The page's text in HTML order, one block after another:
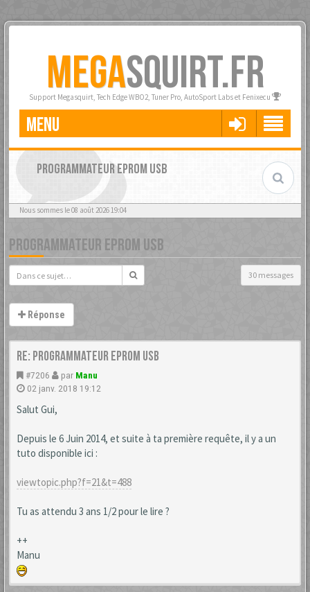
MEGASQUIRT.FR
Support Megasquirt, Tech Edge WBO2, Tuner Pro, AutoSport Labs et Fenixecu
MENU
PROGRAMMATEUR EPROM USB
Nous sommes le 08 août 2026 19:04
PROGRAMMATEUR EPROM USB
30 messages
Réponse
Re: Programmateur Eprom USB
#7206 par Manu
02 janv. 2018 19:12
Salut Gui,
Depuis le 6 Juin 2014, et suite à ta première requête, il y a un
tuto disponible ici :
viewtopic.php?f=21&t=488
Tu as attendu 3 ans 1/2 pour le lire ?
++
Manu